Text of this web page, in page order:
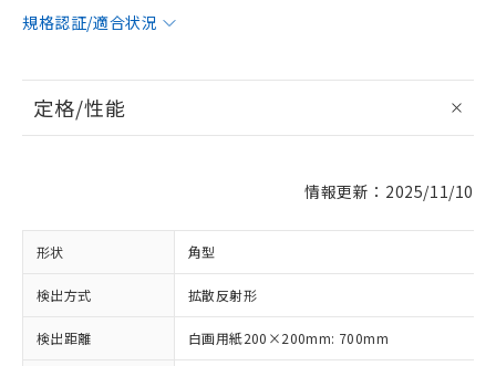
規格認証/適合状況
定格/性能
情報更新：2025/11/10
形状 角型
検出方式 拡散反射形
検出距離 白画用紙200×200mm: 700mm